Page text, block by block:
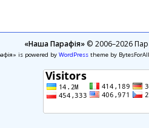
«Наша Парафія»© 2006–2026
is powered by WordPresstheme by